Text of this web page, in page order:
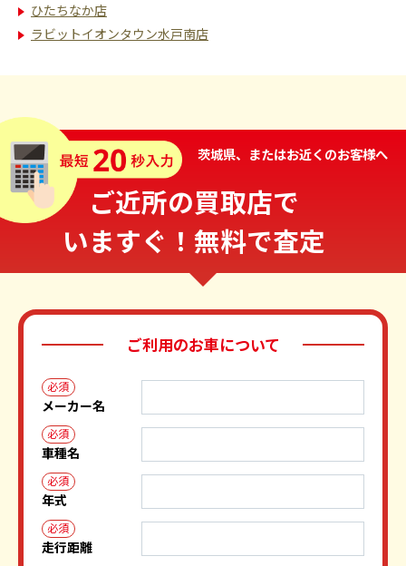
ひたちなか店
ラビットイオンタウン水戸南店
茨城県、またはお近くのお客様へ
ご近所の買取店で
いますぐ！無料で査定
ご利用のお車について
必須
メーカー名
必須
車種名
必須
年式
必須
走行距離